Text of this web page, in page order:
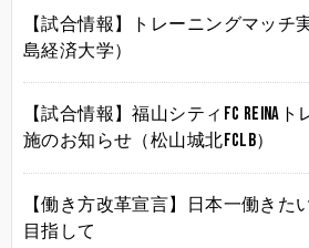
【試合情報】トレーニングマッチ
島経済大学）
【試合情報】福山シティFC Reina
施のお知らせ（松山城北FCLB）
【働き方改革宣言】日本一働きた
目指して